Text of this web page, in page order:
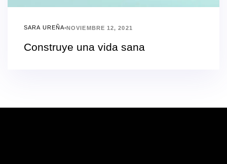
SARA UREÑA NOVIEMBRE 12, 2021
Construye una vida sana